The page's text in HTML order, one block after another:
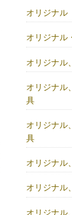
オリジナ
オリジナル
オリジナル
オリジナル
具
オリジナル
具
オリジナル
オリジナル
オリジナル